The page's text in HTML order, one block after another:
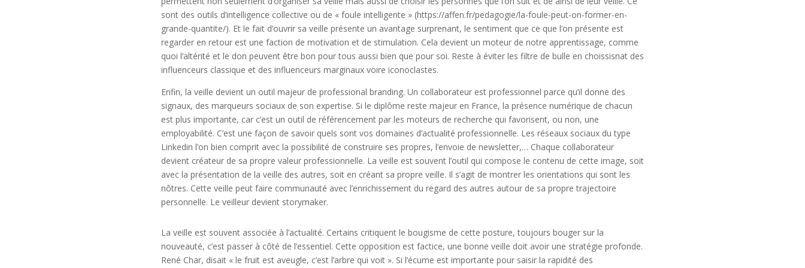
sont des outils d’intelligence collective ou de « foule intelligente » (https://affen.fr/pedagogie/la-foule-peut-on-former-en-
grande-quantite/). Et le fait d’ouvrir sa veille présente un avantage surprenant, le sentiment que ce que l’on présente est
regarder en retour est une faction de motivation et de stimulation. Cela devient un moteur de notre apprentissage, comme
quoi l’altérité et le don peuvent être bon pour tous aussi bien que pour soi. Reste à éviter les filtre de bulle en choissisnat des
influenceurs classique et des influenceurs marginaux voire iconoclastes.
Enfin, la veille devient un outil majeur de professional branding. Un collaborateur est professionnel parce qu’il donne des
signaux, des marqueurs sociaux de son expertise. Si le diplôme reste majeur en France, la présence numérique de chacun
est plus importante, car c’est un outil de référencement par les moteurs de recherche qui favorisent, ou non, une
employabilité. C’est une façon de savoir quels sont vos domaines d’actualité professionnelle. Les réseaux sociaux du type
Linkedin l’on bien comprit avec la possibilité de construire ses propres, l’envoie de newsletter,… Chaque collaborateur
devient créateur de sa propre valeur professionnelle. La veille est souvent l’outil qui compose le contenu de cette image, soit
avec la présentation de la veille des autres, soit en créant sa propre veille. Il s’agit de montrer les orientations qui sont les
nôtres. Cette veille peut faire communauté avec l’enrichissement du regard des autres autour de sa propre trajectoire
personnelle. Le veilleur devient storymaker.
La veille est souvent associée à l’actualité. Certains critiquent le bougisme de cette posture, toujours bouger sur la
nouveauté, c’est passer à côté de l’essentiel. Cette opposition est factice, une bonne veille doit avoir une stratégie profonde.
René Char, disait « le fruit est aveugle, c’est l’arbre qui voit ». Si l’écume est importante pour saisir la rapidité des